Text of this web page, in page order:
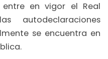
en vigor el Real
autodeclaraciones
se encuentra en